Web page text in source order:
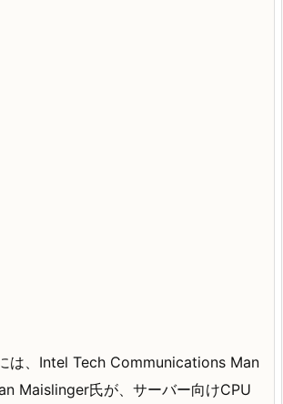
は、Intel Tech Communications Man
Maislinger氏が、サーバー向けCPU